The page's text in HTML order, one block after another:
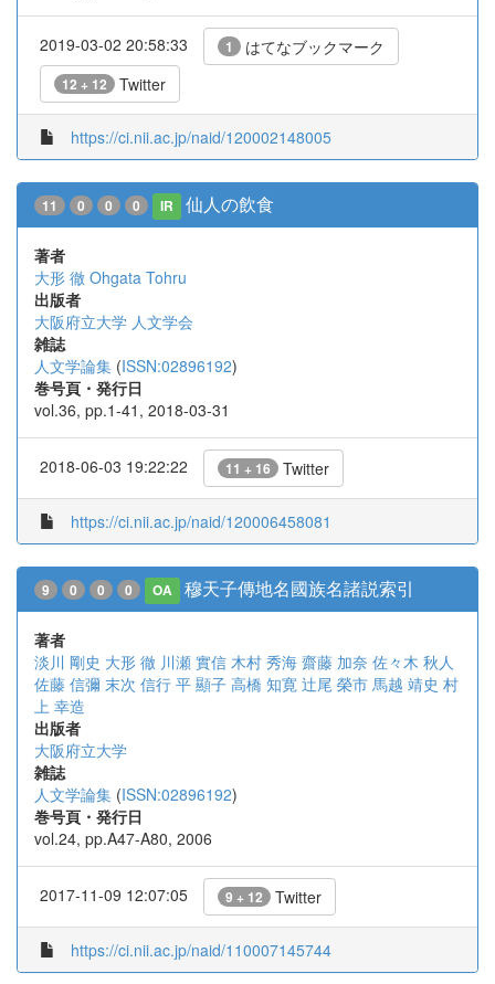
2019-03-02 20:58:33 1 はてなブックマーク
12 + 12 Twitter
https://ci.nii.ac.jp/naid/120002148005
11 0 0 0 IR 仙人の飲食
著者
大形 徹 Ohgata Tohru
出版者
大阪府立大学 人文学会
雑誌
人文学論集 (ISSN:02896192)
巻号頁・発行日
vol.36, pp.1-41, 2018-03-31
2018-06-03 19:22:22 11 + 16 Twitter
https://ci.nii.ac.jp/naid/120006458081
9 0 0 0 OA 穆天子傳地名國族名諸説索引
著者
淡川 剛史 大形 徹 川瀬 實信 木村 秀海 齋藤 加奈 佐々木 秋人
佐藤 信彌 末次 信行 平 顯子 高橋 知寛 辻尾 榮市 馬越 靖史 村
上 幸造
出版者
大阪府立大学
雑誌
人文学論集 (ISSN:02896192)
巻号頁・発行日
vol.24, pp.A47-A80, 2006
2017-11-09 12:07:05 9 + 12 Twitter
https://ci.nii.ac.jp/naid/110007145744